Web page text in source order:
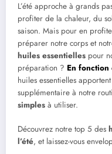
L’été approche à grands
profiter de la chaleur, du
saison. Mais pour en
préparer notre corps et
huiles essentielles pour
préparation ? En
huiles essentielles
supplémentaire à notre
simples à utiliser.
Découvrez notre top 5 des
l’été, et laissez-vous